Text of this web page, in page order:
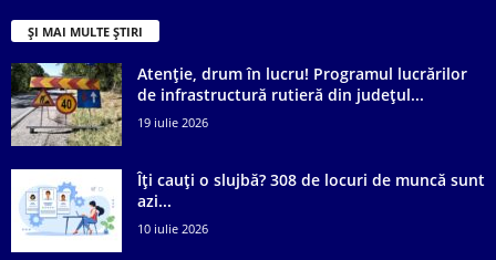
ȘI MAI MULTE ȘTIRI
Atenție, drum în lucru! Programul lucrărilor
de infrastructură rutieră din județul...
19 iulie 2026
Îți cauți o slujbă? 308 de locuri de muncă sunt
azi...
10 iulie 2026